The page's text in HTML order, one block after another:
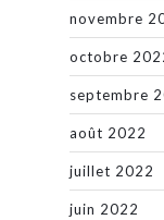
novembre
octobre
septembre
août 2022
juillet 2022
juin 2022